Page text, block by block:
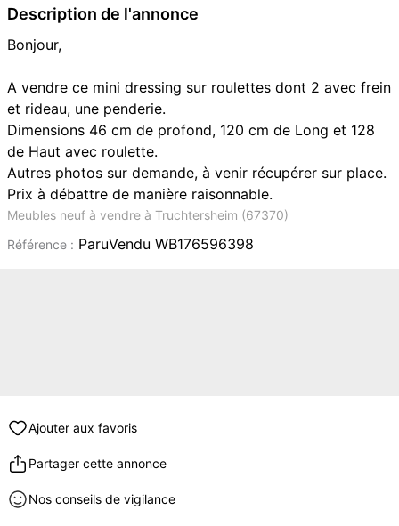
Description de l'annonce
Bonjour,
A vendre ce mini dressing sur roulettes dont 2 avec frein
et rideau, une penderie.
Dimensions 46 cm de profond, 120 cm de Long et 128
de Haut avec roulette.
Autres photos sur demande, à venir récupérer sur place.
Prix à débattre de manière raisonnable.
Meubles neuf à vendre à Truchtersheim (67370)
Référence : ParuVendu WB176596398
Ajouter aux favoris
Partager cette annonce
Nos conseils de vigilance